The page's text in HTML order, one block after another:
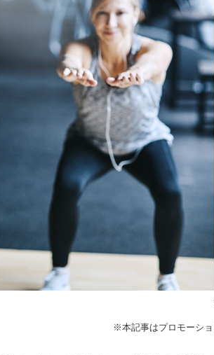
※本記事はプロモーシ